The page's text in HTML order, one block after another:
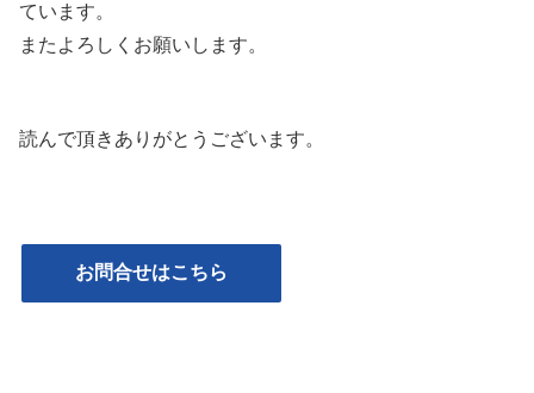
ています。
またよろしくお願いします。
読んで頂きありがとうございます。
お問合せはこちら